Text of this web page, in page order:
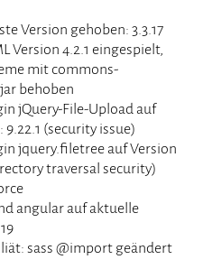
Version gehoben: 3.3.17
Version 4.2.1 eingespielt,
mit commons-
behoben
jQuery-File-Upload auf
(security issue)
jquery.filetree auf Version
traversal security)
angular auf aktuelle
sass @import geändert